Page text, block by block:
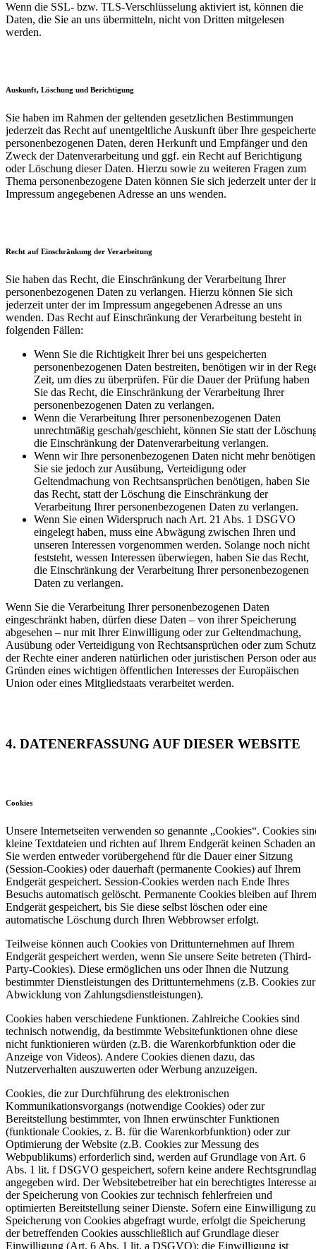
Wenn die SSL- bzw. TLS-Verschlüsselung aktiviert ist, können die
Daten, die Sie an uns übermitteln, nicht von Dritten mitgelesen
werden.
Auskunft, Löschung und Berichtigung
Sie haben im Rahmen der geltenden gesetzlichen Bestimmungen
jederzeit das Recht auf unentgeltliche Auskunft über Ihre
personenbezogenen Daten, deren Herkunft und Empfänger und den
Zweck der Datenverarbeitung und ggf. ein Recht auf Berichtigung
oder Löschung dieser Daten. Hierzu sowie zu weiteren Fragen zum
Thema personenbezogene Daten können Sie sich jederzeit unter der
Impressum angegebenen Adresse an uns wenden.
Recht auf Einschränkung der Verarbeitung
Sie haben das Recht, die Einschränkung der Verarbeitung Ihrer
personenbezogenen Daten zu verlangen. Hierzu können Sie sich
jederzeit unter der im Impressum angegebenen Adresse an uns
wenden. Das Recht auf Einschränkung der Verarbeitung besteht in
folgenden Fällen:
Wenn Sie die Richtigkeit Ihrer bei uns gespeicherten
personenbezogenen Daten bestreiten, benötigen wir in der
Zeit, um dies zu überprüfen. Für die Dauer der Prüfung haben
Sie das Recht, die Einschränkung der Verarbeitung Ihrer
personenbezogenen Daten zu verlangen.
Wenn die Verarbeitung Ihrer personenbezogenen Daten
unrechtmäßig geschah/geschieht, können Sie statt der
die Einschränkung der Datenverarbeitung verlangen.
Wenn wir Ihre personenbezogenen Daten nicht mehr
Sie sie jedoch zur Ausübung, Verteidigung oder
Geltendmachung von Rechtsansprüchen benötigen, haben Sie
das Recht, statt der Löschung die Einschränkung der
Verarbeitung Ihrer personenbezogenen Daten zu verlangen.
Wenn Sie einen Widerspruch nach Art. 21 Abs. 1 DSGVO
eingelegt haben, muss eine Abwägung zwischen Ihren und
unseren Interessen vorgenommen werden. Solange noch nicht
feststeht, wessen Interessen überwiegen, haben Sie das Recht,
die Einschränkung der Verarbeitung Ihrer personenbezogenen
Daten zu verlangen.
Wenn Sie die Verarbeitung Ihrer personenbezogenen Daten
eingeschränkt haben, dürfen diese Daten – von ihrer Speicherung
abgesehen – nur mit Ihrer Einwilligung oder zur Geltendmachung,
Ausübung oder Verteidigung von Rechtsansprüchen oder zum Schutz
der Rechte einer anderen natürlichen oder juristischen Person oder
Gründen eines wichtigen öffentlichen Interesses der Europäischen
Union oder eines Mitgliedstaats verarbeitet werden.
4. DATENERFASSUNG AUF DIESER WEBSITE
Cookies
Unsere Internetseiten verwenden so genannte „Cookies“. Cookies
kleine Textdateien und richten auf Ihrem Endgerät keinen Schaden
Sie werden entweder vorübergehend für die Dauer einer Sitzung
(Session-Cookies) oder dauerhaft (permanente Cookies) auf Ihrem
Endgerät gespeichert. Session-Cookies werden nach Ende Ihres
Besuchs automatisch gelöscht. Permanente Cookies bleiben auf Ihrem
Endgerät gespeichert, bis Sie diese selbst löschen oder eine
automatische Löschung durch Ihren Webbrowser erfolgt.
Teilweise können auch Cookies von Drittunternehmen auf Ihrem
Endgerät gespeichert werden, wenn Sie unsere Seite betreten (Third-
Party-Cookies). Diese ermöglichen uns oder Ihnen die Nutzung
bestimmter Dienstleistungen des Drittunternehmens (z.B. Cookies zur
Abwicklung von Zahlungsdienstleistungen).
Cookies haben verschiedene Funktionen. Zahlreiche Cookies sind
technisch notwendig, da bestimmte Websitefunktionen ohne diese
nicht funktionieren würden (z.B. die Warenkorbfunktion oder die
Anzeige von Videos). Andere Cookies dienen dazu, das
Nutzerverhalten auszuwerten oder Werbung anzuzeigen.
Cookies, die zur Durchführung des elektronischen
Kommunikationsvorgangs (notwendige Cookies) oder zur
Bereitstellung bestimmter, von Ihnen erwünschter Funktionen
(funktionale Cookies, z. B. für die Warenkorbfunktion) oder zur
Optimierung der Website (z.B. Cookies zur Messung des
Webpublikums) erforderlich sind, werden auf Grundlage von Art. 6
Abs. 1 lit. f DSGVO gespeichert, sofern keine andere
angegeben wird. Der Websitebetreiber hat ein berechtigtes Interesse
der Speicherung von Cookies zur technisch fehlerfreien und
optimierten Bereitstellung seiner Dienste. Sofern eine Einwilligung
Speicherung von Cookies abgefragt wurde, erfolgt die Speicherung
der betreffenden Cookies ausschließlich auf Grundlage dieser
Einwilligung (Art. 6 Abs. 1 lit. a DSGVO); die Einwilligung ist